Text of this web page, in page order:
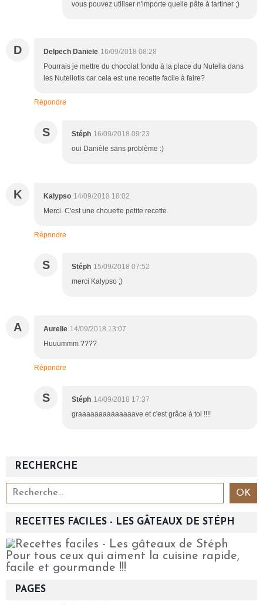
vous pouvez utiliser n'importe quelle pâte à tartiner ;)
D Delpech Daniele 16/09/2018 08:28
Pourrais je mettre du chocolat fondu à la place du Nutella dans
les Nutellotis car cela est une recette facile à faire?
Répondre
S Stéph 16/09/2018 09:23
oui Danièle sans problème :)
K Kalypso 14/09/2018 18:02
Merci. C'est une chouette petite recette.
Répondre
S Stéph 15/09/2018 07:52
merci Kalypso ;)
A Aurelie 14/09/2018 13:07
Huuummm ????
Répondre
S Stéph 14/09/2018 17:37
graaaaaaaaaaaaaave et c'est grâce à toi !!!!
RECHERCHE
RECETTES FACILES - LES GÂTEAUX DE STÉPH
Pour tous ceux qui aiment la cuisine rapide,
facile et gourmande !!!
PAGES